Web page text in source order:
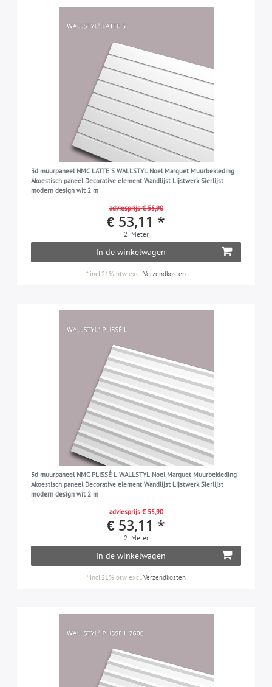
3d muurpaneel NMC LATTE S WALLSTYL Noel Marquet Muurbekleding
Akoestisch paneel Decorative element Wandlijst Lijstwerk Sierlijst
modern design wit 2 m
adviesprijs € 55,90
€ 53,11 *
2 Meter
In de winkelwagen
* incl.21% btw excl. Verzendkosten
3d muurpaneel NMC PLISSÉ L WALLSTYL Noel Marquet Muurbekleding
Akoestisch paneel Decorative element Wandlijst Lijstwerk Sierlijst
modern design wit 2 m
adviesprijs € 55,90
€ 53,11 *
2 Meter
In de winkelwagen
* incl.21% btw excl.Verzendkosten